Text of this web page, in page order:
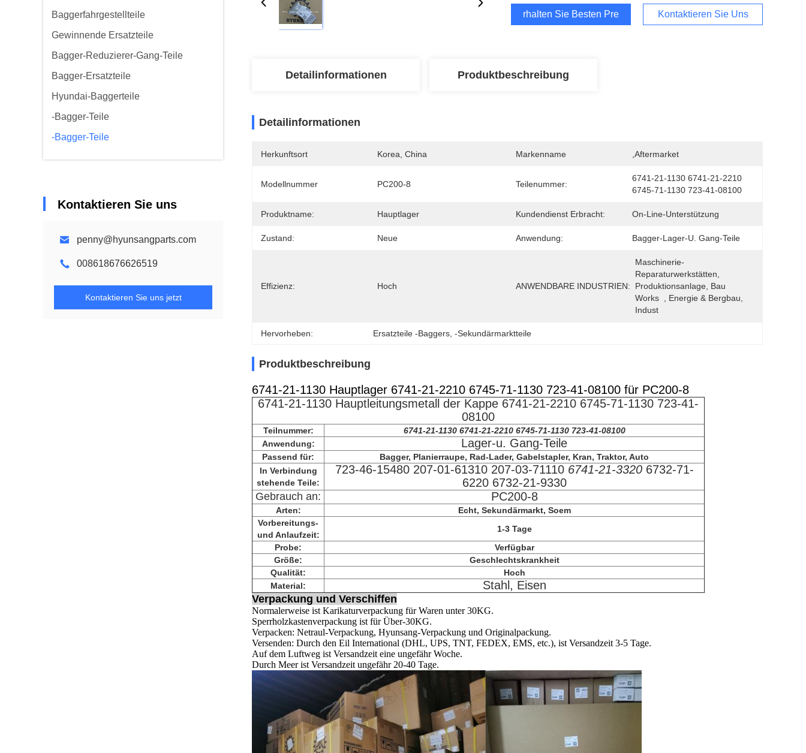
Baggerfahrgestellteile
Gewinnende Ersatzteile
Bagger-Reduzierer-Gang-Teile
Bagger-Ersatzteile
Hyundai-Baggerteile
-Bagger-Teile
-Bagger-Teile
Kontaktieren Sie uns
penny@hyunsangparts.com
008618676626519
Kontaktieren Sie uns jetzt
Erhalten Sie Besten Preis Kontaktieren Sie Uns
Detailinformationen Produktbeschreibung
Detailinformationen
Herkunftsort Korea, China Markenname ,Aftermarket
Modellnummer PC200-8 Teilenummer:
6741-21-1130 6741-21-2210
6745-71-1130 723-41-08100
Produktname: Hauptlager Kundendienst Erbracht: On-Line-Unterstützung
Zustand: Neue Anwendung: Bagger-Lager-U. Gang-Teile
Effizienz: Hoch ANWENDBARE INDUSTRIEN:
Maschinerie-
Reparaturwerkstätten,
Produktionsanlage, Bau
Works  , Energie & Bergbau,
Indust
Hervorheben: Ersatzteile -Baggers , -Sekundärmarktteile
Produktbeschreibung
6741-21-1130 Hauptlager 6741-21-2210 6745-71-1130 723-41-08100 für PC200-8
6741-21-1130 Hauptleitungsmetall der Kappe 6741-21-2210 6745-71-1130 723-41-
08100
Teilnummer:
6741-21-1130 6741-21-2210 6745-71-1130 723-41-08100
Anwendung:
Lager-u. Gang-Teile
Passend für:
Bagger, Planierraupe, Rad-Lader, Gabelstapler, Kran, Traktor, Auto
In Verbindung
stehende Teile:
723-46-15480 207-01-61310 207-03-71110 6741-21-33206732-71-
6220 6732-21-9330
Gebrauch an: PC200-8
Arten:
Echt, Sekundärmarkt, Soem
Vorbereitungs-
und Anlaufzeit:
1-3 Tage
Probe:
Verfügbar
Größe:
Geschlechtskrankheit
Qualität:
Hoch
Material:
Stahl, Eisen
Verpackung und Verschiffen
Normalerweise ist Karikaturverpackung für Waren unter 30KG.
Sperrholzkastenverpackung ist für Über-30KG.
Verpacken: Netraul-Verpackung, Hyunsang-Verpackung und Originalpackung.
Versenden: Durch den Eil International (DHL, UPS, TNT, FEDEX, EMS, etc.), ist Versandzeit 3-5 Tage.
Auf dem Luftweg ist Versandzeit eine ungefähr Woche.
Durch Meer ist Versandzeit ungefähr 20-40 Tage.